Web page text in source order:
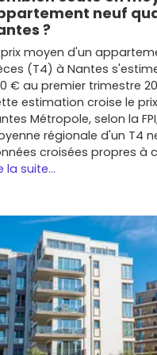
neuf
?
prix moyen d'un
(T4) à Nantes
€ au premier trimestre
estimation croise le
Métropole, selon la
régionale d'un T4
croisées propres à
la suite...